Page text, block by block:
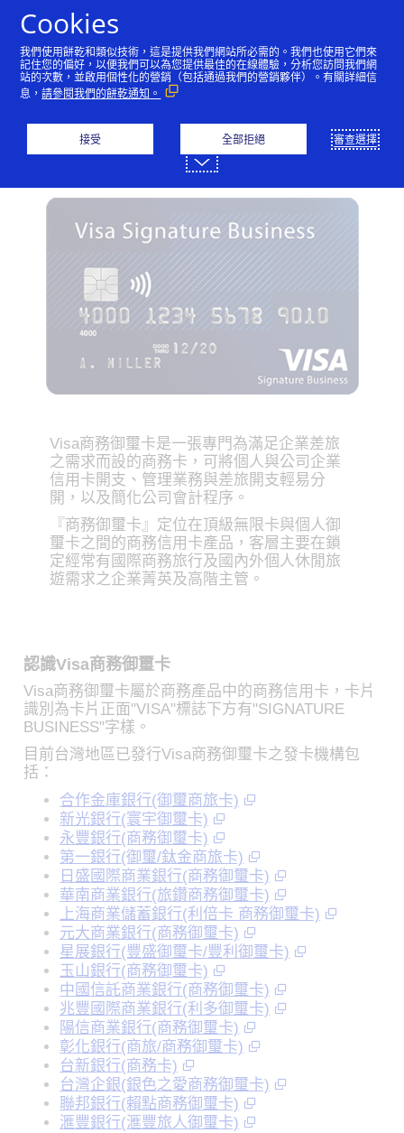
Visa信用卡 Visa金融卡 Visa預付卡
Visa商務御璽卡
Visa商務御璽卡是一張專門為滿足企業差旅
之需求而設的商務卡，可將個人與公司企業
信用卡開支、管理業務與差旅開支輕易分
開，以及簡化公司會計程序。
『商務御璽卡』定位在頂級無限卡與個人御
璽卡之間的商務信用卡產品，客層主要在鎖
定經常有國際商務旅行及國內外個人休閒旅
遊需求之企業菁英及高階主管。
認識Visa商務御璽卡
Visa商務御璽卡屬於商務產品中的商務信用卡，卡片
識別為卡片正面"VISA"標誌下方有"SIGNATURE
BUSINESS"字樣。
目前台灣地區已發行Visa商務御璽卡之發卡機構包
括：
合作金庫銀行(御璽商旅卡)
新光銀行(寰宇御璽卡)
永豐銀行(商務御璽卡)
第一銀行(御璽/鈦金商旅卡)
日盛國際商業銀行(商務御璽卡)
華南商業銀行(旅鑽商務御璽卡)
上海商業儲蓄銀行(利倍卡 商務御璽卡)
元大商業銀行(商務御璽卡)
星展銀行(豐盛御璽卡/豐利御璽卡)
玉山銀行(商務御璽卡)
中國信託商業銀行(商務御璽卡)
兆豐國際商業銀行(利多御璽卡)
陽信商業銀行(商務御璽卡)
彰化銀行(商旅/商務御璽卡)
台新銀行(商務卡)
台灣企銀(銀色之愛商務御璽卡)
聯邦銀行(賴點商務御璽卡)
滙豐銀行(滙豐旅人御璽卡)
Cookies
我們使用餅乾和類似技術，這是提供我們網站所必需的。我們也使用它們來
記住您的偏好，以便我們可以為您提供最佳的在線體驗，分析您訪問我們網
站的次數，並啟用個性化的營銷（包括通過我們的營銷夥伴）。有關詳細信
息，請參閱我們的餅乾通知。
接受 全部拒絕 審查選擇